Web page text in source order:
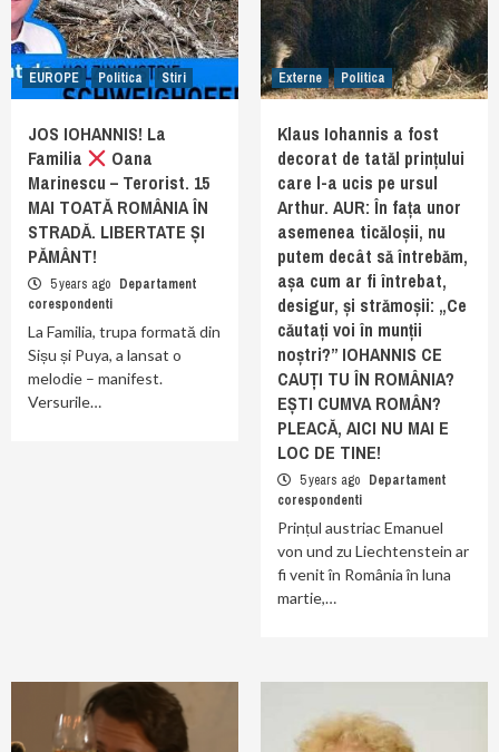
EUROPE Politica Stiri
JOS IOHANNIS! La
Familia
Oana
Marinescu – Terorist. 15
MAI TOATĂ ROMÂNIA ÎN
STRADĂ. LIBERTATE ȘI
PĂMÂNT!
5 years ago Departament
corespondenti
La Familia, trupa formată din
Sișu și Puya, a lansat o
melodie – manifest.
Versurile…
Externe Politica
Klaus Iohannis a fost
decorat de tatăl prințului
care l-a ucis pe ursul
Arthur. AUR: În fața unor
asemenea ticăloșii, nu
putem decât să întrebăm,
așa cum ar fi întrebat,
desigur, și strămoșii: „Ce
căutați voi în munții
noștri?” IOHANNIS CE
CAUȚI TU ÎN ROMÂNIA?
EȘTI CUMVA ROMÂN?
PLEACĂ, AICI NU MAI E
LOC DE TINE!
5 years ago Departament
corespondenti
Prințul austriac Emanuel
von und zu Liechtenstein ar
fi venit în România în luna
martie,…